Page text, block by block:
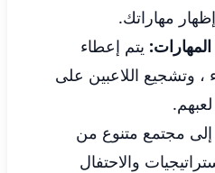
مهاراتك.
يتم إعطاء
، وتشجيع اللاعبين على
مجتمع متنوع من
والاحتفال